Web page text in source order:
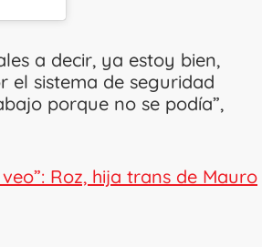
a decir, ya estoy bien,
el sistema de seguridad
porque no se podía”,
Roz, hija trans de Mauro